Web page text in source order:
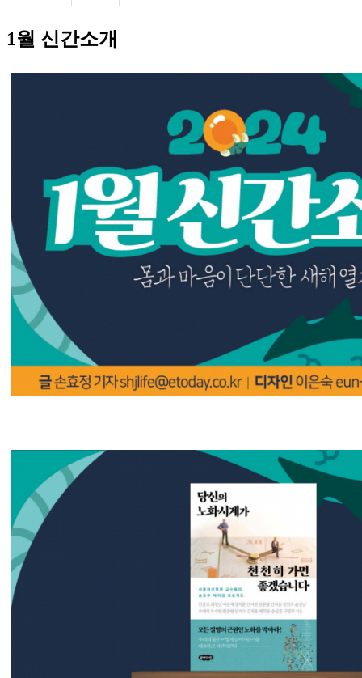
1월 신간소개